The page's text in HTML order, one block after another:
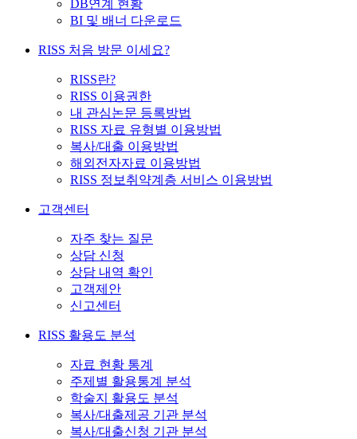
DB연계 현황
BI 및 배너 다운로드
RISS 처음 방문 이세요?
RISS란?
RISS 이용권한
내 관심논문 등록방법
RISS 자료 유형별 이용방법
복사/대출 이용방법
해외전자자료 이용방법
RISS 정보취약계층 서비스 이용방법
고객센터
자주 찾는 질문
상담 신청
상담 내역 확인
고객제안
신고센터
RISS 활용도 분석
자료 현황 통계
주제별 활용통계 분석
학술지 활용도 분석
복사/대출제공 기관 분석
복사/대출신청 기관 분석